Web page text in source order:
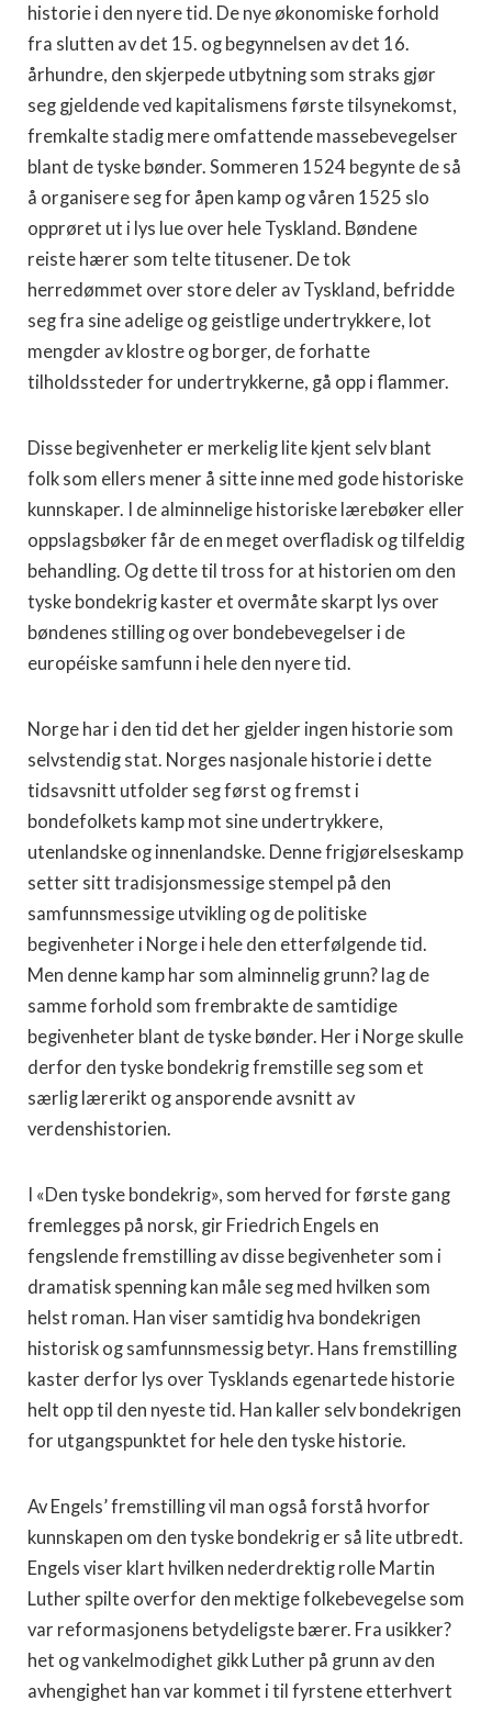
historie i den nyere tid. De nye økonomiske forhold
fra slutten av det 15. og begynnelsen av det 16.
århundre, den skjerpede utbytning som straks gjør
seg gjeldende ved kapitalismens første tilsynekomst,
fremkalte stadig mere omfattende massebevegelser
blant de tyske bønder. Sommeren 1524 begynte de så
å organisere seg for åpen kamp og våren 1525 slo
opprøret ut i lys lue over hele Tyskland. Bøndene
reiste hærer som telte titusener. De tok
herredømmet over store deler av Tyskland, befridde
seg fra sine adelige og geistlige undertrykkere, lot
mengder av klostre og borger, de forhatte
tilholdssteder for undertrykkerne, gå opp i flammer.
Disse begivenheter er merkelig lite kjent selv blant
folk som ellers mener å sitte inne med gode historiske
kunnskaper. I de alminnelige historiske lærebøker eller
oppslagsbøker får de en meget overfladisk og tilfeldig
behandling. Og dette til tross for at historien om den
tyske bondekrig kaster et overmåte skarpt lys over
bøndenes stilling og over bondebevegelser i de
européiske samfunn i hele den nyere tid.
Norge har i den tid det her gjelder ingen historie som
selvstendig stat. Norges nasjonale historie i dette
tidsavsnitt utfolder seg først og fremst i
bondefolkets kamp mot sine undertrykkere,
utenlandske og innenlandske. Denne frigjørelseskamp
setter sitt tradisjonsmessige stempel på den
samfunnsmessige utvikling og de politiske
begivenheter i Norge i hele den etterfølgende tid.
Men denne kamp har som alminnelig grunn? lag de
samme forhold som frembrakte de samtidige
begivenheter blant de tyske bønder. Her i Norge skulle
derfor den tyske bondekrig fremstille seg som et
særlig lærerikt og ansporende avsnitt av
verdenshistorien.
I «Den tyske bondekrig», som herved for første gang
fremlegges på norsk, gir Friedrich Engels en
fengslende fremstilling av disse begivenheter som i
dramatisk spenning kan måle seg med hvilken som
helst roman. Han viser samtidig hva bondekrigen
historisk og samfunnsmessig betyr. Hans fremstilling
kaster derfor lys over Tysklands egenartede historie
helt opp til den nyeste tid. Han kaller selv bondekrigen
for utgangspunktet for hele den tyske historie.
Av Engels’ fremstilling vil man også forstå hvorfor
kunnskapen om den tyske bondekrig er så lite utbredt.
Engels viser klart hvilken nederdrektig rolle Martin
Luther spilte overfor den mektige folkebevegelse som
var reformasjonens betydeligste bærer. Fra usikker?
het og vankelmodighet gikk Luther på grunn av den
avhengighet han var kommet i til fyrstene etterhvert